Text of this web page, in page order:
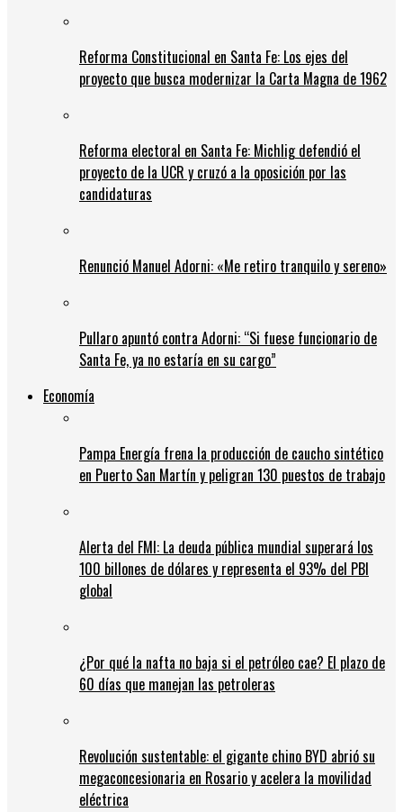
Reforma Constitucional en Santa Fe: Los ejes del
proyecto que busca modernizar la Carta Magna de 1962
Reforma electoral en Santa Fe: Michlig defendió el
proyecto de la UCR y cruzó a la oposición por las
candidaturas
Renunció Manuel Adorni: «Me retiro tranquilo y sereno»
Pullaro apuntó contra Adorni: “Si fuese funcionario de
Santa Fe, ya no estaría en su cargo”
Economía
Pampa Energía frena la producción de caucho sintético
en Puerto San Martín y peligran 130 puestos de trabajo
Alerta del FMI: La deuda pública mundial superará los
100 billones de dólares y representa el 93% del PBI
global
¿Por qué la nafta no baja si el petróleo cae? El plazo de
60 días que manejan las petroleras
Revolución sustentable: el gigante chino BYD abrió su
megaconcesionaria en Rosario y acelera la movilidad
eléctrica